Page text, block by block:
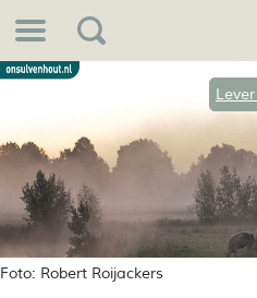
Foto: Robert Roijackers